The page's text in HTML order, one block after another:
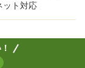
ット対応